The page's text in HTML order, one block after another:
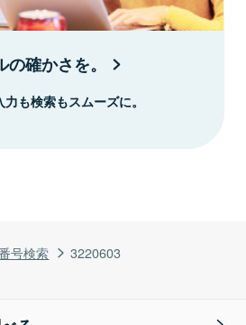
号検索 3220603
確かさを。
も検索もスムーズに。